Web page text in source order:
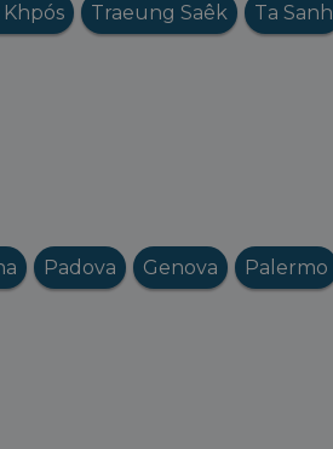
Traeung Saêk Ta Sanh
Padova Genova Palermo